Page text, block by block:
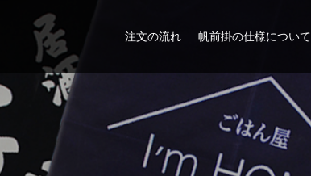
注文の流れ 帆前掛の仕様について